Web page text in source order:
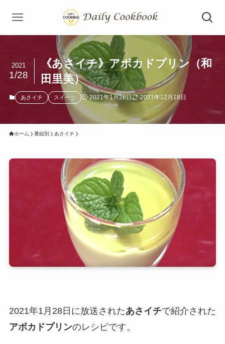
《あさイチ》アボカドプリン（和
田里美）
2021
1/28
あさイチ スイーツ 2021年1月28日 2021年12月18日
ホーム 番組別 あさイチ
2021年1月28日に放送されたあさイチで紹介された
アボカドプリンのレシピです。